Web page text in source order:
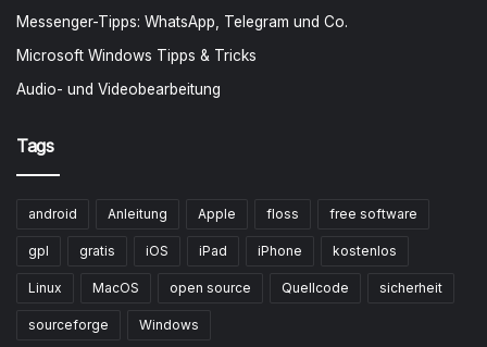
Messenger-Tipps: WhatsApp, Telegram und Co.
Microsoft Windows Tipps & Tricks
Audio- und Videobearbeitung
Tags
android Anleitung Apple floss free software
gpl gratis iOS iPad iPhone kostenlos
Linux MacOS open source Quellcode sicherheit
sourceforge Windows